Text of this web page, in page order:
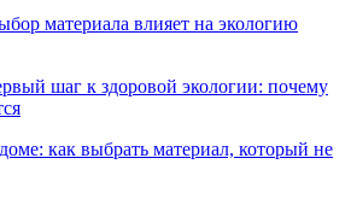
материала влияет на экологию
шаг к здоровой экологии: почему
как выбрать материал, который не